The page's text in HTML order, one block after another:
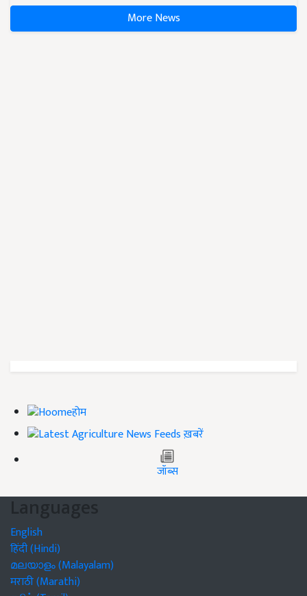
More News
होम
ख़बरें
जॉब्स
Languages
English
हिंदी (Hindi)
മലയാളം (Malayalam)
मराठी (Marathi)